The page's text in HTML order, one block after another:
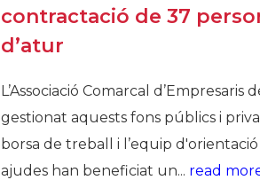
contractació de 37
d’atur
L’Associació Comarcal d’Empresaris
gestionat aquests fons públics i
borsa de treball i l’equip
ajudes han beneficiat un... read